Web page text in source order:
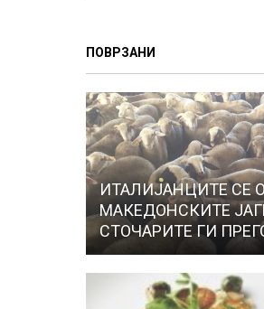
ПОВРЗАНИ
ИТАЛИЈАНЦИТЕ СЕ
МАКЕДОНСКИТЕ
СТОЧАРИТЕ ГИ